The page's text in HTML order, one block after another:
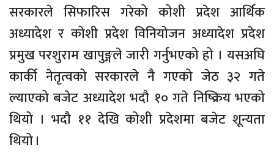
सरकारले सिफारिस गरेको कोशी प्रदेश आर्थिक
अध्यादेश र कोशी प्रदेश विनियोजन अध्यादेश प्रदेश
प्रमुख परशुराम खापुङ्गले जारी गर्नुभएको हो । यसअघि
कार्की नेतृत्वको सरकारले नै गएको जेठ ३२ गते
ल्याएको बजेट अध्यादेश भदौ १० गते निष्क्रिय भएको
थियो । भदौ ११ देखि कोशी प्रदेशमा बजेट शून्यता
थियो ।